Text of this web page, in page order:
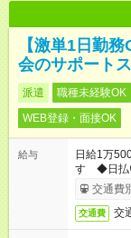
【激単1日勤
会のサポート
派遣 職種未経験OK
WEB登録・面接OK
給与
日給1万
す ◆日払
異なります
交通費
交通費 交